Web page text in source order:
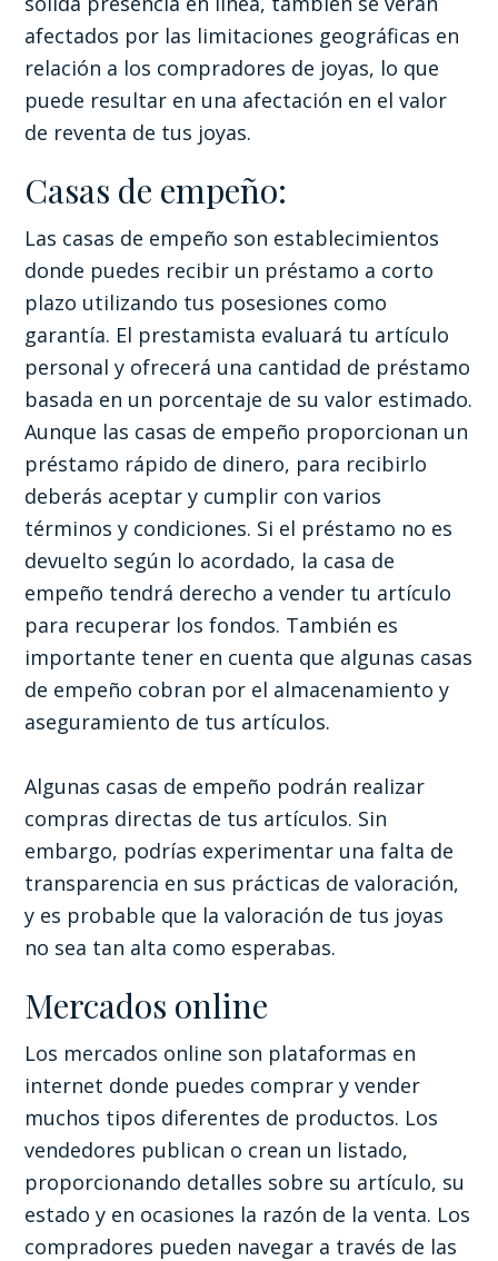
afectados por las limitaciones geográficas en
relación a los compradores de joyas, lo que
puede resultar en una afectación en el valor
de reventa de tus joyas.
Casas de empeño:
Las casas de empeño son establecimientos
donde puedes recibir un préstamo a corto
plazo utilizando tus posesiones como
garantía. El prestamista evaluará tu artículo
personal y ofrecerá una cantidad de préstamo
basada en un porcentaje de su valor estimado.
Aunque las casas de empeño proporcionan un
préstamo rápido de dinero, para recibirlo
deberás aceptar y cumplir con varios
términos y condiciones. Si el préstamo no es
devuelto según lo acordado, la casa de
empeño tendrá derecho a vender tu artículo
para recuperar los fondos. También es
importante tener en cuenta que algunas casas
de empeño cobran por el almacenamiento y
aseguramiento de tus artículos.
Algunas casas de empeño podrán realizar
compras directas de tus artículos. Sin
embargo, podrías experimentar una falta de
transparencia en sus prácticas de valoración,
y es probable que la valoración de tus joyas
no sea tan alta como esperabas.
Mercados online
Los mercados online son plataformas en
internet donde puedes comprar y vender
muchos tipos diferentes de productos. Los
vendedores publican o crean un listado,
proporcionando detalles sobre su artículo, su
estado y en ocasiones la razón de la venta. Los
compradores pueden navegar a través de las